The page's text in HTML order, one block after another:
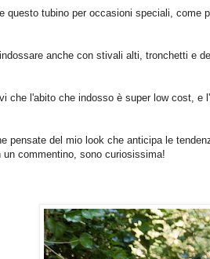
questo tubino per occasioni speciali, come
anche con stivali alti, tronchetti e
che l'abito che indosso è super low cost, e
pensate del mio look che anticipa le
un commentino, sono curiosissima!